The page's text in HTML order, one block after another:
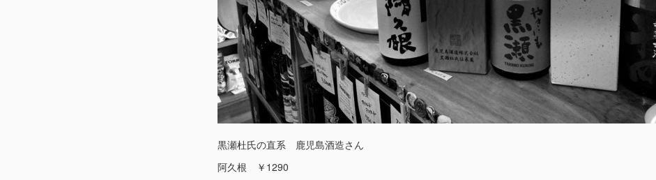
黒瀬杜氏の直系 鹿児島酒造さん
阿久根 ￥1290